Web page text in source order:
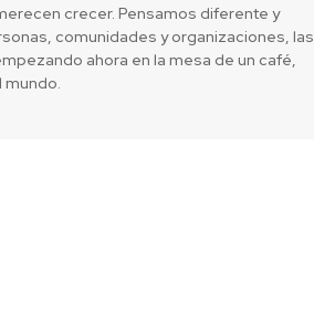
crecer. Pensamos diferente y
comunidades y organizaciones, las
ahora en la mesa de un café,
mundo.